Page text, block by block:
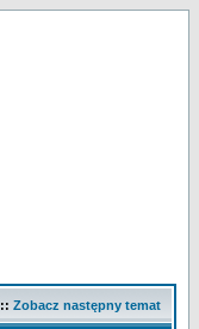
:: Zobacz następny temat